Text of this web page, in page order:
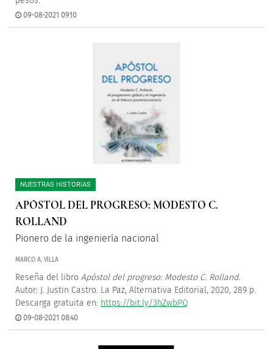
09-08-2021 09:10
NUESTRAS HISTORIAS
APÓSTOL DEL PROGRESO: MODESTO C.
ROLLAND
Pionero de la ingeniería nacional
MARCO A. VILLA
Reseña del libro Apóstol del progreso: Modesto C. Rolland.
Autor: J. Justin Castro. La Paz, Alternativa Editorial, 2020, 289 p.
Descarga gratuita en: https://bit.ly/3hZwbPQ
09-08-2021 08:40